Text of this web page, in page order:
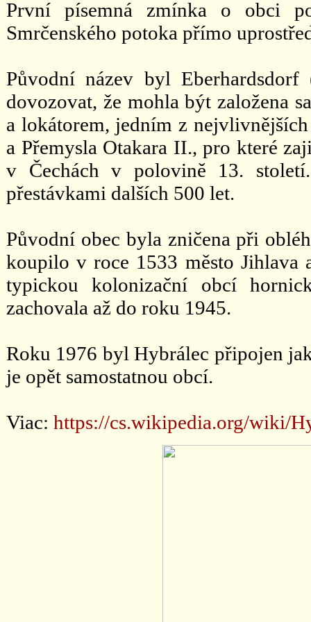
První písemná zmínka o obci
Smrčenského potoka přímo
Původní název byl
dovozovat, že mohla být založena
a lokátorem, jedním z
a Přemysla Otakara II., pro které
v Čechách v polovině 13.
přestávkami dalších 500 let.
Původní obec byla zničena při
koupilo v roce 1533 město
typickou kolonizační obcí
zachovala až do roku 1945.
Roku 1976 byl Hybrálec připojen
je opět samostatnou obcí.
Viac: https://cs.wikipedia.org/wiki/